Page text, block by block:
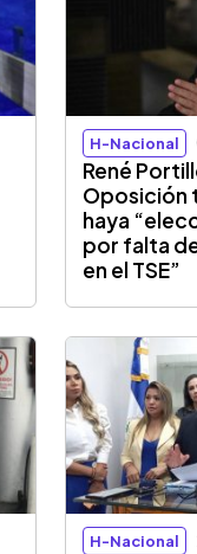
H-Nacional
René
Oposición
haya
por falta
en el TSE”
H-Nacional